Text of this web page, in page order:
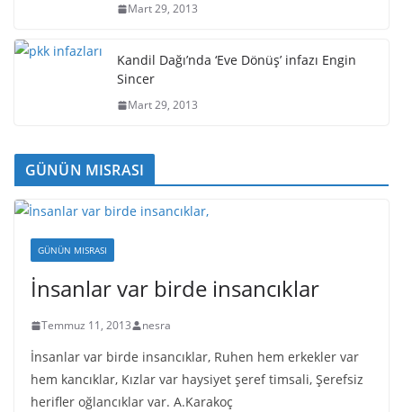
Mart 29, 2013
Kandil Dağı’nda ‘Eve Dönüş’ infazı Engin
Sincer
Mart 29, 2013
GÜNÜN MISRASI
GÜNÜN MISRASI
İnsanlar var birde insancıklar
Temmuz 11, 2013 nesra
İnsanlar var birde insancıklar, Ruhen hem erkekler var
hem kancıklar, Kızlar var haysiyet şeref timsali, Şerefsiz
herifler oğlancıklar var. A.Karakoç